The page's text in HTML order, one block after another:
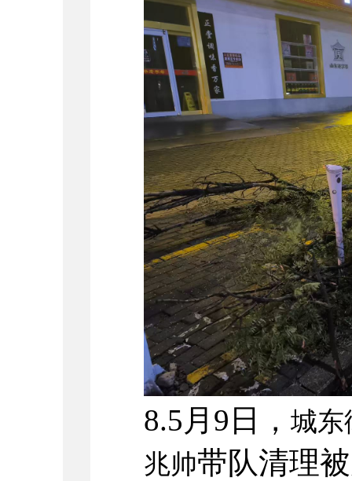
8.5月9日， 城东
兆帅带队清理